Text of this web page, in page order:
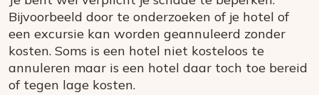
Bijvoorbeeld door te onderzoeken of je hotel of
een excursie kan worden geannuleerd zonder
kosten. Soms is een hotel niet kosteloos te
annuleren maar is een hotel daar toch toe bereid
of tegen lage kosten.